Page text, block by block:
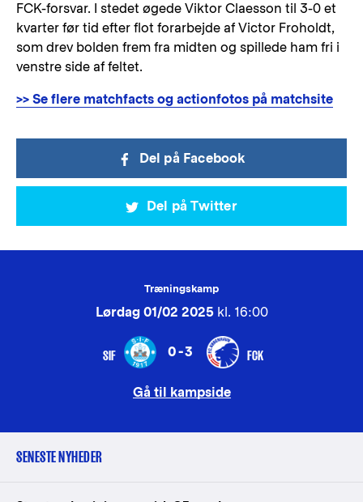
FCK-forsvar. I stedet øgede Viktor Claesson til 3-0 et
kvarter før tid efter flot forarbejde af Victor Froholdt,
som drev bolden frem fra midten og spillede ham fri i
venstre side af feltet.
>> Se flere matchfacts og actionfotos på matchsite
Del på Facebook
Del på Twitter
Træningskamp
Lørdag 01/02 2025kl. 16:00
SIF 0-3 FCK
Gå til kampside
SENESTE NYHEDER